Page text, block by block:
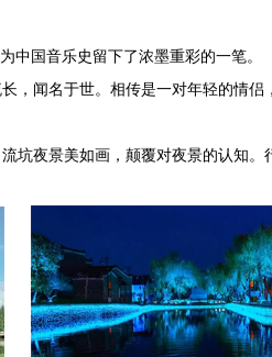
中国音乐史留下了浓墨重彩的一笔。
，闻名于世。相传是一对年轻的情
坑夜景美如画，颠覆对夜景的认知。